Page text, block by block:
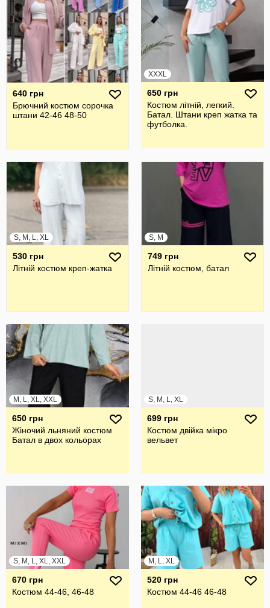
640 грн
Брючний костюм сорочка
штани 42-46 48-50
XXXL
650 грн
Костюм літній, легкий.
Батал. Штани креп жатка та
футболка.
S, M, L, XL
530 грн
Літній костюм креп-жатка
S, M
749 грн
Літній костюм, батал
M, L, XL, XXL
650 грн
Жіночий льняний костюм
Батал в двох кольорах
S, M, L, XL
699 грн
Костюм двійка мікро
вельвет
S, M, L, XL, XXL
670 грн
Костюм 44-46, 46-48
M, L, XL
520 грн
Костюм 44-46 46-48